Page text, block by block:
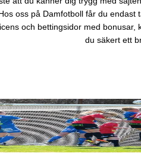
oss på Damfotboll får du
och bettingsidor med
du säkert ett